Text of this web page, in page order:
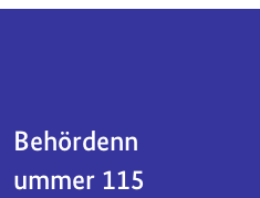
Behördenn
ummer 115